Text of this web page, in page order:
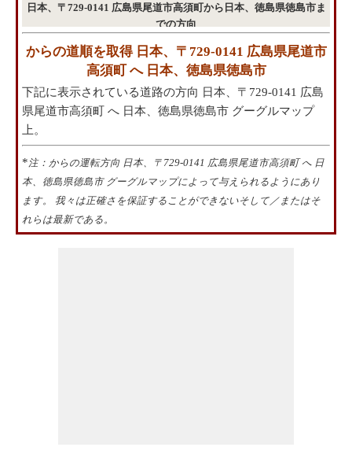
日本、〒729-0141 広島県尾道市高須町から日本、徳島県徳島市ま
での方向
からの道順を取得 日本、〒729-0141 広島県尾道市
高須町 へ 日本、徳島県徳島市
下記に表示されている道路の方向 日本、〒729-0141 広島
県尾道市高須町 へ 日本、徳島県徳島市 グーグルマップ
上。
* 注：からの運転方向 日本、〒729-0141 広島県尾道市高須町 へ 日
本、徳島県徳島市 グーグルマップによって与えられるようにあり
ます。 我々は正確さを保証することができないそして／またはそ
れらは最新である。